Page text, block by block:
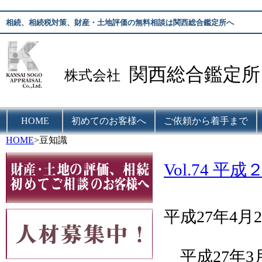
相続、相続税対策、財産・土地評価の無料相談は関西総合鑑定所へ
株式会社 関西総合鑑定所
HOME 初めてのお客様へ
ご依頼から着手まで
HOME>豆知識
Vol.74 平成
平成27年4月
平成27年3